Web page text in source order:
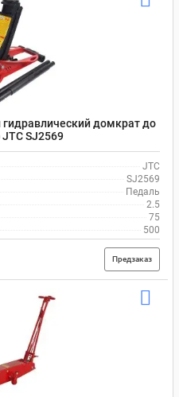
домкрат до
SJ2569
JTC
SJ2569
Педаль
2.5
75
500
Предзаказ